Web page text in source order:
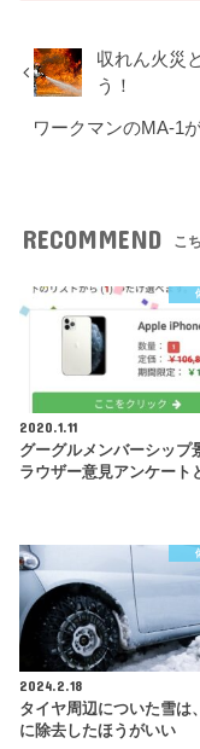
収れん火災
う！
ワークマンのMA-1
RECOMMEND こ
2020.1.11
グーグルメンバーシップ
ラウザー意見アンケート
2024.2.18
タイヤ周辺についた雪は
に除去したほうがいい